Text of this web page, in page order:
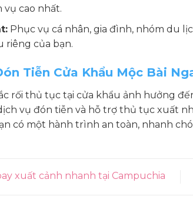
cao nhất.
Phục vụ cá nhân, gia đình, nhóm du
riêng của bạn.
Tiễn Cửa Khẩu Mộc Bài
rối thủ tục tại cửa khẩu ảnh hưởng
vụ đón tiễn và hỗ trợ thủ tục xuất
có một hành trình an toàn, nhanh
xuất cảnh nhanh tại Campuchia